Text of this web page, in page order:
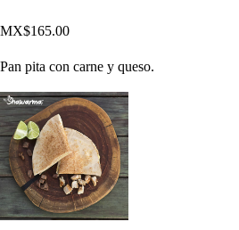
MX$165.00
Pan pita con carne y queso.